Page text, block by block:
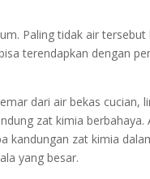
Paling tidak air tersebut
terendapkan dengan
dari air bekas cucian,
zat kimia berbahaya.
kandungan zat kimia
yang besar.